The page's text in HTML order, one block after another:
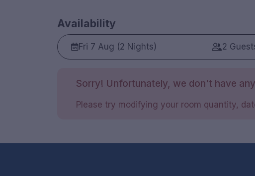
Availability
Fri 7 Aug (2 Nights) 2
Sorry! Unfortunately, we don't have
Please try modifying your room quantity,